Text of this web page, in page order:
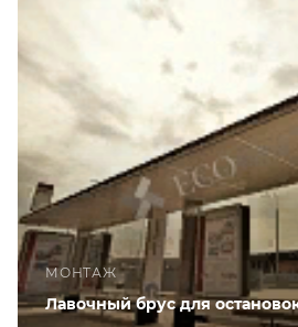
МОНТАЖ
Лавочный брус для